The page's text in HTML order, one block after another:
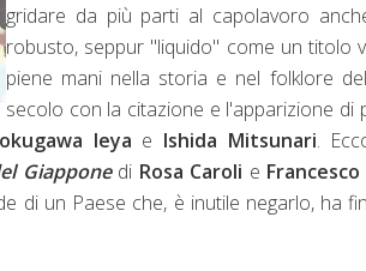
gridare da più parti al capolavoro
robusto, seppur "liquido" come un titolo
piene mani nella storia e nel folklore
secolo con la citazione e l'apparizione di
Ieya e Ishida Mitsunari.
Giapponedi Rosa Caroli e
di un Paese che, è inutile negarlo, ha